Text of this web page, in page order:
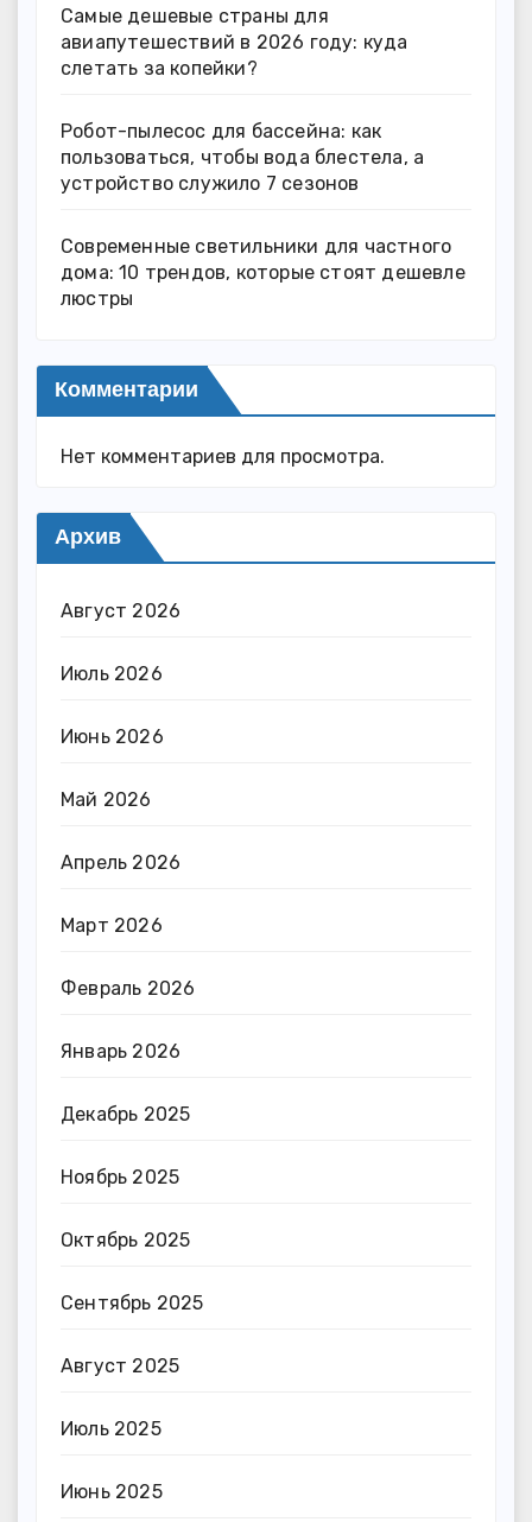
Самые дешевые страны для
авиапутешествий в 2026 году: куда
слетать за копейки?
Робот-пылесос для бассейна: как
пользоваться, чтобы вода блестела, а
устройство служило 7 сезонов
Современные светильники для частного
дома: 10 трендов, которые стоят дешевле
люстры
Комментарии
Нет комментариев для просмотра.
Архив
Август 2026
Июль 2026
Июнь 2026
Май 2026
Апрель 2026
Март 2026
Февраль 2026
Январь 2026
Декабрь 2025
Ноябрь 2025
Октябрь 2025
Сентябрь 2025
Август 2025
Июль 2025
Июнь 2025